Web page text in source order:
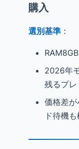
購入
選別基準 ：
2026年
残るプ
価格差
ド待機